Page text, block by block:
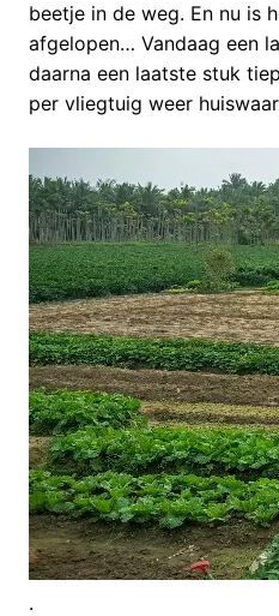
beetje in de weg. En nu is
afgelopen… Vandaag een
daarna een laatste stuk
per vliegtuig weer
.